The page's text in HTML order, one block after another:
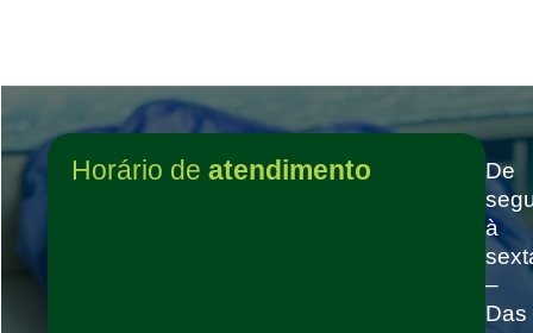
Horário de atendimento
De
à
–
Das